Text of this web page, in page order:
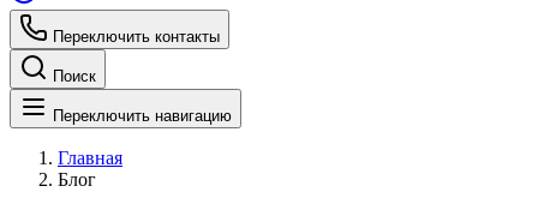
Переключить контакты
Поиск
Переключить навигацию
Главная
Блог